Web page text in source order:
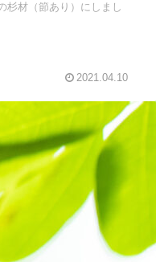
杉材（節あり）にしまし
2021.04.10